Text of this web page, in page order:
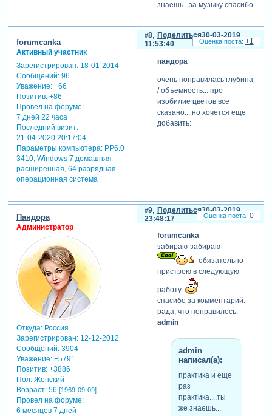
знаешь...за музыку спасибо
Поделиться
8
30-03-2019
11:53:40
forumcanka
Активный участник
Зарегистрирован: 18-01-2014
Сообщений:96
Уважение: +66
Позитив: +86
Провел на форуме:
7 дней 22 часа
Последний визит:
21-04-2020 20:17:04
Параметры компьютера:PP6.0
3410, Windows 7 домашняя
расширенная, 64 разрядная
операционная система
пандора
очень понравилась глубина
/ объемность... про
изобилие цветов все
сказано... но хочется еще
добавить:
+1
Поделиться
9
30-03-2019
23:48:17
Пандора
Администратор
Откуда:Россия
Зарегистрирован: 12-12-2012
Сообщений:3904
Уважение: +5791
Позитив: +3886
Пол:Женский
Возраст:56 [1969-09-09]
Провел на форуме:
6 месяцев 7 дней
forumcanka
забираю-забираю
обязательно
пристрою в следующую
работу
спасибо за комментарий.
рада, что понравилось.
admin
admin
написал(а):
практика и еще
раз
практика....ты
же знаешь...
0